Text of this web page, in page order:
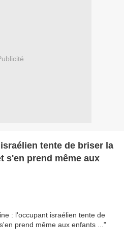
tente de briser la
s'en prend même aux